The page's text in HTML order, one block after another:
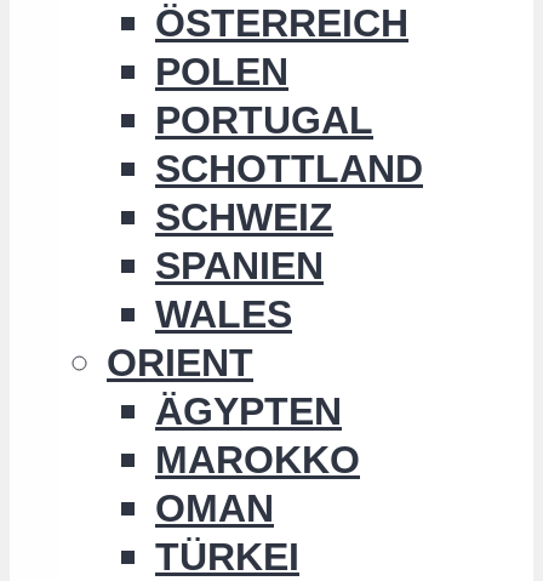
ÖSTERREICH
POLEN
PORTUGAL
SCHOTTLAND
SCHWEIZ
SPANIEN
WALES
ORIENT
ÄGYPTEN
MAROKKO
OMAN
TÜRKEI